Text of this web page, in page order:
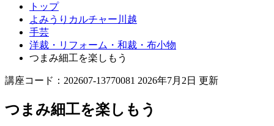
トップ
よみうりカルチャー川越
手芸
洋裁・リフォーム・和裁・布小物
つまみ細工を楽しもう
講座コード：202607-13770081 2026年7月2日 更新
つまみ細工を楽しもう